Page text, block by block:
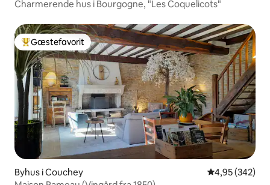
Charmerende hus i Bourgogne, "Les Coquelicots"
Bedste gæstefavorit
Gæstefavorit
Byhus i Couchey 4,95 ud af 5 i
4,95 (342)